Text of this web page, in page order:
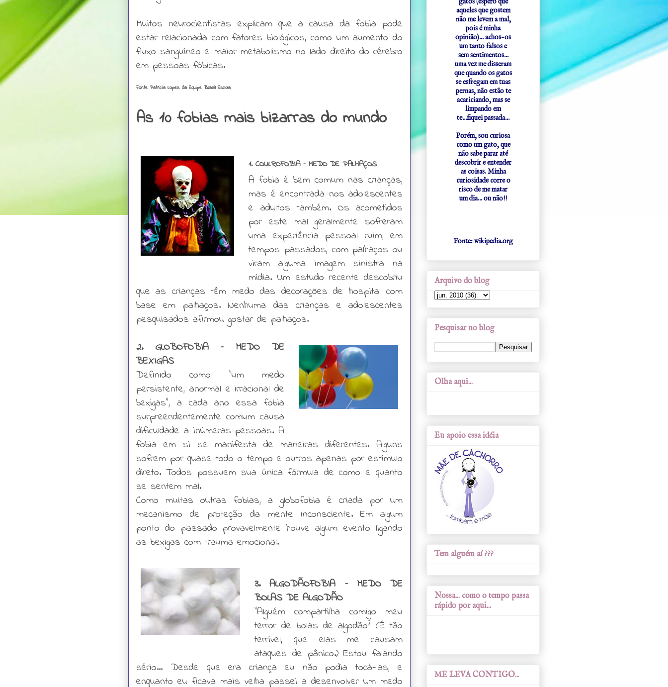
Muitos neurocientistas explicam que a causa da fobia pode
estar relacionada com fatores biológicos, como um aumento do
fluxo sanguíneo e maior metabolismo no lado direito do cérebro
em pessoas fóbicas.
Fonte: Patrícia Lopes da Equipe Brasil Escola
As 10 fobias mais bizarras do mundo
1. COULROFOBIA – MEDO DE PALHAÇOS
A fobia é bem comum nas crianças,
mas é encontrada nos adolescentes
e adultos também. Os acometidos
por este mal geralmente sofreram
uma experiência pessoal ruim, em
tempos passados, com palhaços ou
viram alguma imagem sinistra na
mídia. Um estudo recente descobriu
que as crianças têm medo das decorações de hospital com
base em palhaços. Nenhuma das crianças e adolescentes
pesquisados afirmou gostar de palhaços.
2. GLOBOFOBIA – MEDO DE
BEXIGAS
Definido como “um medo
persistente, anormal e irracional de
bexigas”, a cada ano essa fobia
surpreendentemente comum causa
dificuldade a inúmeras pessoas. A
fobia em si se manifesta de maneiras diferentes. Alguns
sofrem por quase todo o tempo e outros apenas por estímulo
direto. Todos possuem sua única fórmula de como e quanto
se sentem mal.
Como muitas outras fobias, a globofobia é criada por um
mecanismo de proteção da mente inconsciente. Em algum
ponto do passado provavelmente houve algum evento ligando
as bexigas com trauma emocional.
3. ALGODÃOFOBIA – MEDO DE
BOLAS DE ALGODÃO
“Alguém compartilha comigo meu
terror de bolas de algodão? (É tão
terrível, que elas me causam
ataques de pânico.) Estou falando
sério… Desde que era criança eu não podia tocá-las, e
enquanto eu ficava mais velha passei a desenvolver um medo
aqueles que gostem
não me levem a mal,
pois é minha
opinião)... achos-os
um tanto falsos e
sem sentimentos...
uma vez me disseram
que quando os gatos
se esfregam em tuas
pernas, não estão te
acariciando, mas se
limpando em
te...fiquei passada...
Porém, sou curiosa
como um gato, que
não sabe parar até
descobrir e entender
as coisas. Minha
curiosidade corre o
risco de me matar
um dia... ou não!!
Fonte: wikipedia.org
Arquivo do blog
Pesquisar no blog
Olha aqui...
Eu apoio essa idéia
Tem alguém aí ???
Nossa... como o tempo passa
rápido por aqui...
ME LEVA CONTIGO...